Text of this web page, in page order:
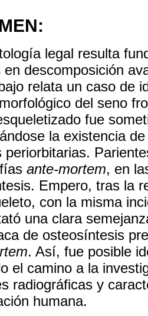
legal resulta
descomposición
relata un caso de
del seno
fue
la existencia
periorbitarias.
ante-mortem, en
Empero, tras la
con la misma
una clara
de osteosíntesis
. Así, fue posible
el camino a la
radiográficas y
humana.